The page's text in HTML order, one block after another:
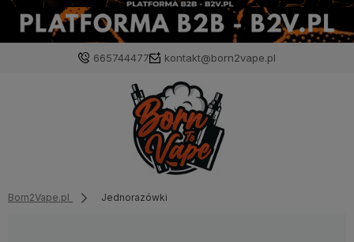
665744477 kontakt@born2vape.pl
Born2Vape.pl Jednorazówki